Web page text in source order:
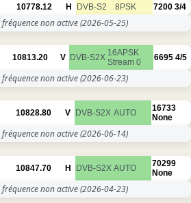
10778.12 H DVB-S2 8PSK 7200 3/4
fréquence non active(2026-05-25)
10813.20 V DVB-S2X 16APSK
Stream 0
6695 4/5
fréquence non active(2026-06-23)
10828.80 V DVB-S2X AUTO
16733
None
fréquence non active(2026-06-14)
10847.70 H DVB-S2X AUTO
70299
None
fréquence non active(2026-04-23)